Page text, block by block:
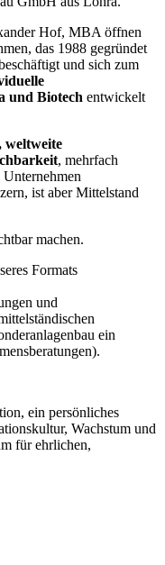
Hof, MBA öffnen
das 1988 gegründet
und sich zum
und Biotech entwickelt
weltweite
, mehrfach
Unternehmen
ist aber Mittelstand
machen.
Formats
und
ein
ein persönliches
Wachstum und
für ehrlichen,